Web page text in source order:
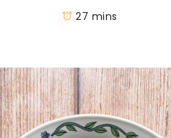
27 mins